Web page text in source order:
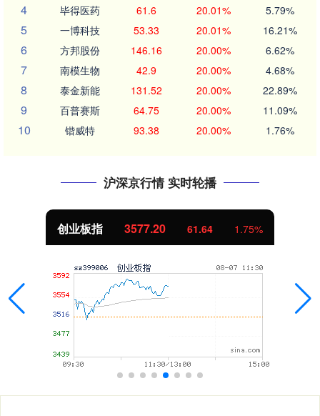
4 毕得医药 61.6 20.01% 5.79%
5 一博科技 53.33 20.01% 16.21%
6 方邦股份 146.16 20.00% 6.62%
7 南模生物 42.9 20.00% 4.68%
8 泰金新能 131.52 20.00% 22.89%
9 百普赛斯 64.75 20.00% 11.09%
10 锴威特 93.38 20.00% 1.76%
沪深京行情 实时轮播
创业板指 3577.20 61.64 1.75%